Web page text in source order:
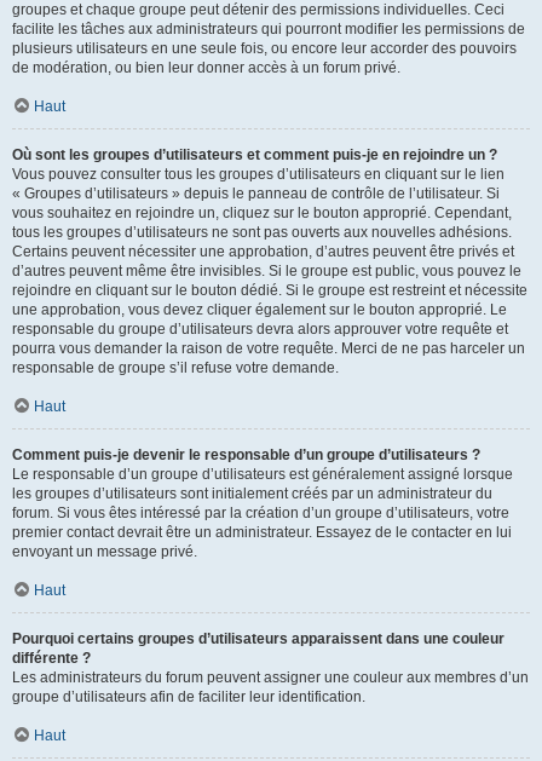
groupes et chaque groupe peut détenir des permissions individuelles. Ceci
facilite les tâches aux administrateurs qui pourront modifier les permissions de
plusieurs utilisateurs en une seule fois, ou encore leur accorder des pouvoirs
de modération, ou bien leur donner accès à un forum privé.
Haut
Où sont les groupes d’utilisateurs et comment puis-je en rejoindre un ?
Vous pouvez consulter tous les groupes d’utilisateurs en cliquant sur le lien
« Groupes d’utilisateurs » depuis le panneau de contrôle de l’utilisateur. Si
vous souhaitez en rejoindre un, cliquez sur le bouton approprié. Cependant,
tous les groupes d’utilisateurs ne sont pas ouverts aux nouvelles adhésions.
Certains peuvent nécessiter une approbation, d’autres peuvent être privés et
d’autres peuvent même être invisibles. Si le groupe est public, vous pouvez le
rejoindre en cliquant sur le bouton dédié. Si le groupe est restreint et nécessite
une approbation, vous devez cliquer également sur le bouton approprié. Le
responsable du groupe d’utilisateurs devra alors approuver votre requête et
pourra vous demander la raison de votre requête. Merci de ne pas harceler un
responsable de groupe s’il refuse votre demande.
Haut
Comment puis-je devenir le responsable d’un groupe d’utilisateurs ?
Le responsable d’un groupe d’utilisateurs est généralement assigné lorsque
les groupes d’utilisateurs sont initialement créés par un administrateur du
forum. Si vous êtes intéressé par la création d’un groupe d’utilisateurs, votre
premier contact devrait être un administrateur. Essayez de le contacter en lui
envoyant un message privé.
Haut
Pourquoi certains groupes d’utilisateurs apparaissent dans une couleur
différente ?
Les administrateurs du forum peuvent assigner une couleur aux membres d’un
groupe d’utilisateurs afin de faciliter leur identification.
Haut